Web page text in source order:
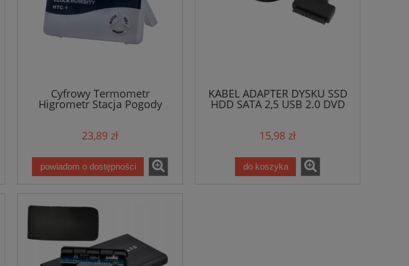
Cyfrowy Termometr
Higrometr Stacja Pogody
Zegar
23,89 zł
powiadom o dostępności
KABEL ADAPTER DYSKU SSD
HDD SATA 2,5 USB 2.0 DVD
15,98 zł
do koszyka